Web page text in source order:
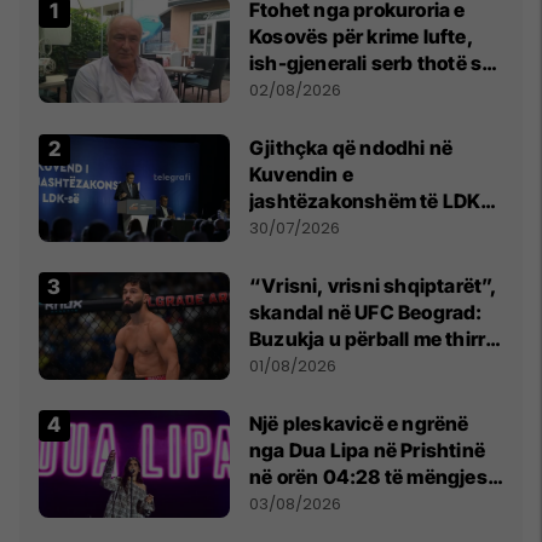
Ftohet nga prokuroria e
Kosovës për krime lufte,
ish-gjenerali serb thotë se
dikush e tradhtoi në
02/08/2026
Gjithçka që ndodhi në
Kuvendin e
jashtëzakonshëm të LDK-
së
30/07/2026
“Vrisni, vrisni shqiptarët”,
skandal në UFC Beograd:
Buzukja u përball me thirrje
anti-shqiptare nga
01/08/2026
Një pleskavicë e ngrënë
nga Dua Lipa në Prishtinë
në orën 04:28 të mëngjesit
- dhe bota digjitale serbe
03/08/2026